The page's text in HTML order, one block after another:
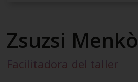
Zsuzsi Menkò
Facilitadora del taller